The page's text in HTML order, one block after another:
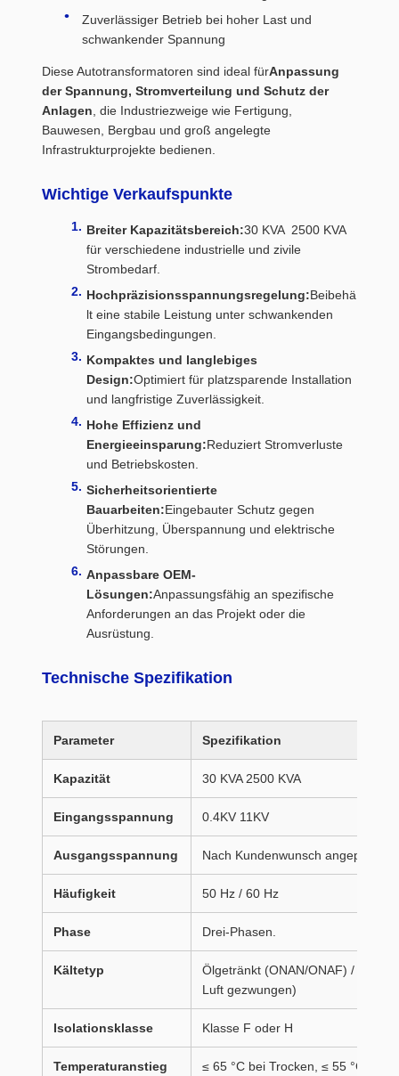
Zuverlässiger Betrieb bei hoher Last und
schwankender Spannung
Diese Autotransformatoren sind ideal fürAnpassung
der Spannung, Stromverteilung und Schutz der
Anlagen , die Industriezweige wie Fertigung,
Bauwesen, Bergbau und groß angelegte
Infrastrukturprojekte bedienen.
Wichtige Verkaufspunkte
Breiter Kapazitätsbereich:30 KVA  2500 KVA
für verschiedene industrielle und zivile
Strombedarf.
Hochpräzisionsspannungsregelung:Beibehä
lt eine stabile Leistung unter schwankenden
Eingangsbedingungen.
Kompaktes und langlebiges
Design:Optimiert für platzsparende Installation
und langfristige Zuverlässigkeit.
Hohe Effizienz und
Energieeinsparung:Reduziert Stromverluste
und Betriebskosten.
Sicherheitsorientierte
Bauarbeiten:Eingebauter Schutz gegen
Überhitzung, Überspannung und elektrische
Störungen.
Anpassbare OEM-
Lösungen:Anpassungsfähig an spezifische
Anforderungen an das Projekt oder die
Ausrüstung.
Technische Spezifikation
Parameter Spezifikation
Kapazität 30 KVA 2500 KVA
Eingangsspannung 0.4KV 11KV
Ausgangsspannung Nach Kundenwunsch angepasst
Häufigkeit 50 Hz / 60 Hz
Phase Drei-Phasen.
Kältetyp
Ölgetränkt (ONAN/ONAF) /
Luft gezwungen)
Isolationsklasse Klasse F oder H
Temperaturanstieg ≤ 65 °C bei Trocken, ≤ 55 °C bei